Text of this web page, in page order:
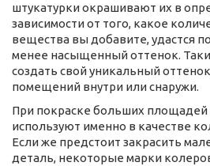
штукатурки окрашивают их в
зависимости от того, какое
вещества вы добавите, удастся
менее насыщенный оттенок.
создать свой уникальный
помещений внутри или снаружи.
При покраске больших площадей
используют именно в качестве
Если же предстоит закрасить
деталь, некоторые марки